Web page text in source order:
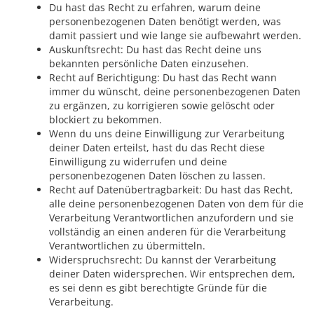
Du hast das Recht zu erfahren, warum deine
personenbezogenen Daten benötigt werden, was
damit passiert und wie lange sie aufbewahrt werden.
Auskunftsrecht: Du hast das Recht deine uns
bekannten persönliche Daten einzusehen.
Recht auf Berichtigung: Du hast das Recht wann
immer du wünscht, deine personenbezogenen Daten
zu ergänzen, zu korrigieren sowie gelöscht oder
blockiert zu bekommen.
Wenn du uns deine Einwilligung zur Verarbeitung
deiner Daten erteilst, hast du das Recht diese
Einwilligung zu widerrufen und deine
personenbezogenen Daten löschen zu lassen.
Recht auf Datenübertragbarkeit: Du hast das Recht,
alle deine personenbezogenen Daten von dem für die
Verarbeitung Verantwortlichen anzufordern und sie
vollständig an einen anderen für die Verarbeitung
Verantwortlichen zu übermitteln.
Widerspruchsrecht: Du kannst der Verarbeitung
deiner Daten widersprechen. Wir entsprechen dem,
es sei denn es gibt berechtigte Gründe für die
Verarbeitung.